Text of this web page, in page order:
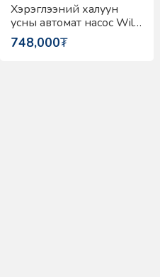
Хэрэглээний халуун
усны автомат насос Wilo
PB-400EA
748,000₮